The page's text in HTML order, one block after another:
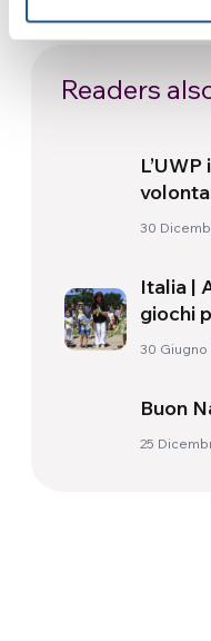
Readers
30
Italia |
giochi
30 Giugno
Buon
25